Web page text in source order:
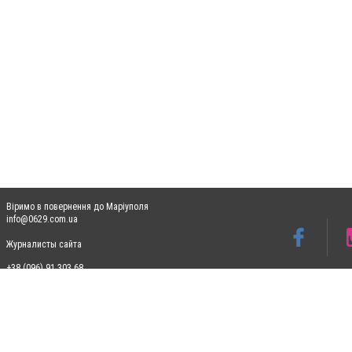
Віримо в повернення до Маріуполя
info@0629.com.ua
Журналисты сайта
+38 (096) 91 303 68